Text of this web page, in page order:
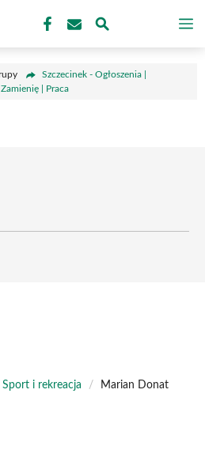
Szczecinek - Ogłoszenia |
| Praca
Sport i rekreacja / Marian Donat